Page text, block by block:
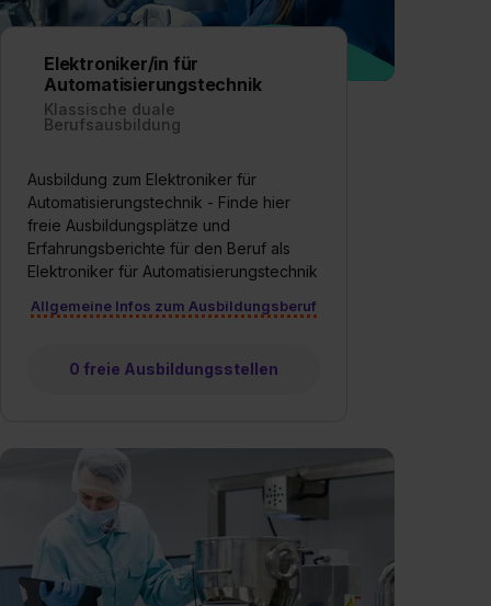
Elektroniker/in für
Automatisierungstechnik
Klassische duale
Berufsausbildung
Ausbildung zum Elektroniker für
Automatisierungstechnik - Finde hier
freie Ausbildungsplätze und
Erfahrungsberichte für den Beruf als
Elektroniker für Automatisierungstechnik
Allgemeine Infos zum Ausbildungsberuf
0 freie Ausbildungsstellen